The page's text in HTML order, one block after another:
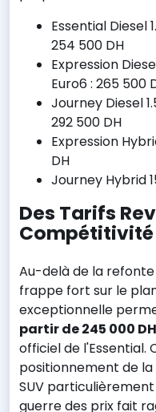
Essential Diesel
254 500 DH
Expression
Euro6 : 265 500
Journey Diesel
292 500 DH
Expression
DH
Journey Hybrid
Des Tarifs
Compétitivité
Au-delà de la
frappe fort sur le
exceptionnelle
partir de 245 000 DH
officiel de
positionnement de
SUV
guerre des prix fait